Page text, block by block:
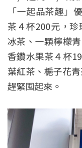
「一起品茶趣」
茶４杯200元，珍
冰茶、一顆檸檬
香鑽水果茶４杯
葉紅茶、梔子花
趕緊囤起來。